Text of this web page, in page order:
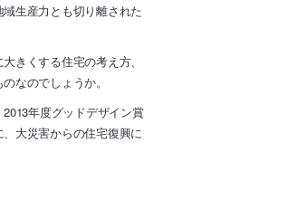
生産力とも切り離された
きくする住宅の考え方、
なのでしょうか。
年度グッドデザイン賞
大災害からの住宅復興に